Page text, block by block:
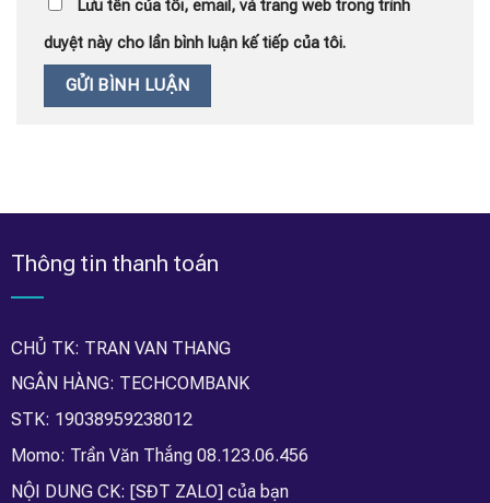
Lưu tên của tôi, email, và trang web trong trình
duyệt này cho lần bình luận kế tiếp của tôi.
Thông tin thanh toán
CHỦ TK: TRAN VAN THANG
NGÂN HÀNG: TECHCOMBANK
STK: 19038959238012
Momo: Trần Văn Thắng 08.123.06.456
NỘI DUNG CK: [SĐT ZALO] của bạn